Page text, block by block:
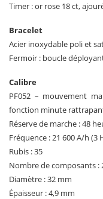
Timer : or rose 18 ct,
Bracelet
Acier inoxydable poli et
Fermoir : boucle
Calibre
PF052 – mouvement
fonction minute
Réserve de marche : 48
Fréquence : 21 600 A/h (3
Rubis : 35
Nombre de composants :
Diamètre : 32 mm
Épaisseur : 4,9 mm